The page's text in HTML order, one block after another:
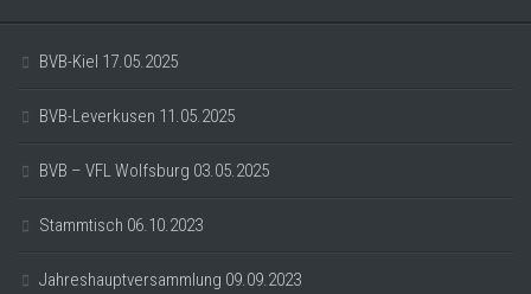
BVB-Kiel 17.05.2025
BVB-Leverkusen 11.05.2025
BVB – VFL Wolfsburg 03.05.2025
Stammtisch 06.10.2023
Jahreshauptversammlung 09.09.2023